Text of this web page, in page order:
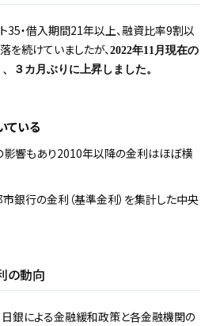
35・借入期間21年以上、融資比率9割以
を続けていましたが、 2022年11月現在の
３カ月ぶりに上昇しました。
ている
影響もあり2010年以降の金利はほぼ横
銀行の金利（基準金利）を集計した中央
の動向
日銀による金融緩和政策と各金融機関の